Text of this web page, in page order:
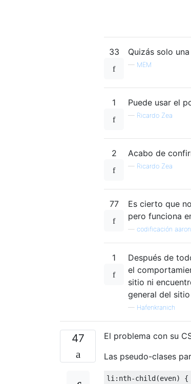
33 Quizás solo
— MEM
1 Puede usar el
— Ricardo Zea
2 Acabo de
— Ricardo Zea
77 Es cierto que
pero funciona
codificación aaron
1
Después de
el
sitio ni
general del
— Hafenkranich
47
El problema con su
Las pseudo-clases
li : nth-child(even)
{